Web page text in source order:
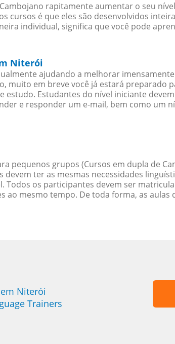
rapitamente aumentar o seu
cursos é que eles são desenvolvidos
individual, significa que você pode
Niterói
ajudando a melhorar
muito em breve você já estará preparado
estudo. Estudantes do nível iniciante
e responder um e-mail, bem como um
pequenos grupos (Cursos em dupla de
ter as mesmas necessidades
os participantes devem ser
ao mesmo tempo. De toda forma, as
Niterói
Trainers